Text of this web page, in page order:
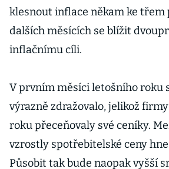
klesnout inflace někam ke třem
dalších měsících se blížit
inflačnímu cíli.
V prvním měsíci letošního roku
výrazně zdražovalo, jelikož
roku přeceňovaly své ceníky.
vzrostly spotřebitelské ceny
Působit tak bude naopak vyšší